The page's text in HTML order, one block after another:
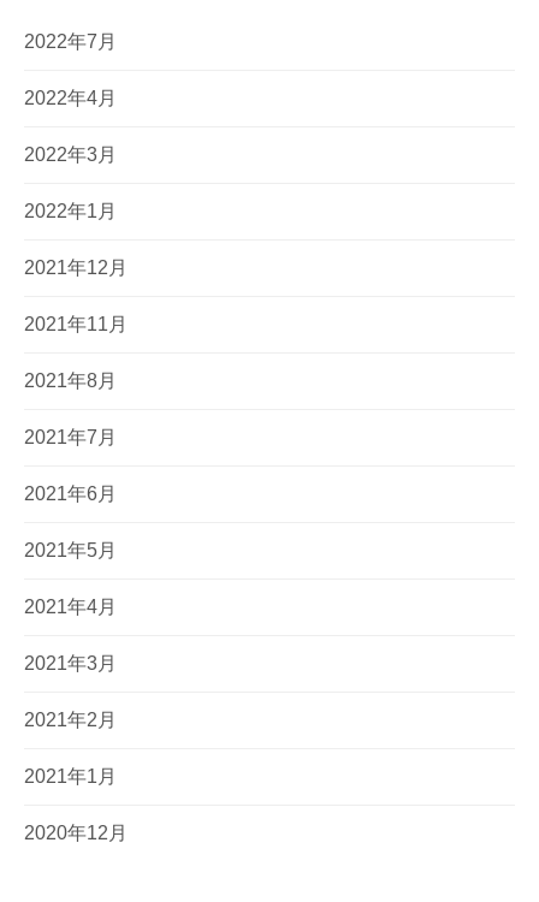
2022年7月
2022年4月
2022年3月
2022年1月
2021年12月
2021年11月
2021年8月
2021年7月
2021年6月
2021年5月
2021年4月
2021年3月
2021年2月
2021年1月
2020年12月